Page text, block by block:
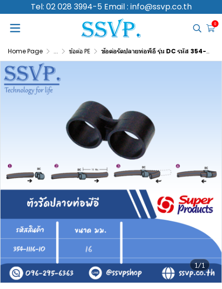
Tel: 02 028 3994-5 Email : info@ssvp.co.th
0
Home Page ... ข้อต่อ PE ข้อต่อรัดปลายท่อพีอี รุ่น DC รหัส 354-1116-10 ขนาด 16 มม.(แพ็ค10 ตัว)
1/1